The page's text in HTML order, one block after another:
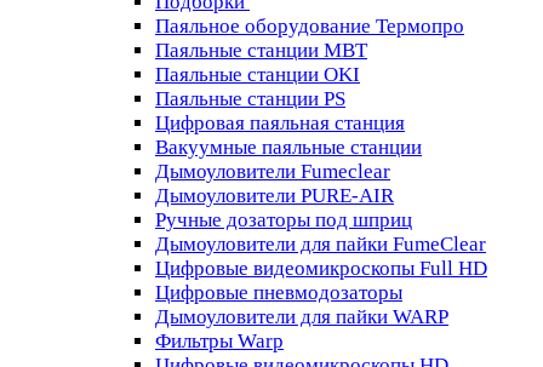
Паяльное оборудование Термопро
Паяльные станции MBT
Паяльные станции OKI
Паяльные станции PS
Цифровая паяльная станция
Вакуумные паяльные станции
Дымоуловители Fumeclear
Дымоуловители PURE-AIR
Ручные дозаторы под шприц
Дымоуловители для пайки FumeClear
Цифровые видеомикроскопы Full HD
Цифровые пневмодозаторы
Дымоуловители для пайки WARP
Фильтры Warp